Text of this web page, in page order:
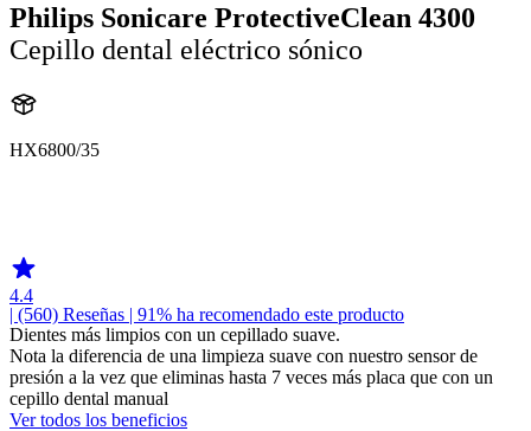
Philips Sonicare ProtectiveClean 4300
Cepillo dental eléctrico sónico
HX6800/35
4.4
| (560) Reseñas | 91% ha recomendado este producto
Dientes más limpios con un cepillado suave.
Nota la diferencia de una limpieza suave con nuestro sensor de
presión a la vez que eliminas hasta 7 veces más placa que con un
cepillo dental manual
Ver todos los beneficios